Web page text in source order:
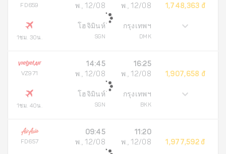
FD659
1ชม. 30น.
พ., 12/08
โฮจิมินห์
SGN
พ., 12/08
กรุงเทพฯ
DMK
1,748,363 đ
VZ971
1ชม. 40น.
14:45
พ., 12/08
โฮจิมินห์
SGN
16:25
พ., 12/08
กรุงเทพฯ
BKK
1,907,658 đ
FD657
09:45
พ., 12/08
11:20
พ., 12/08
1,977,592 đ